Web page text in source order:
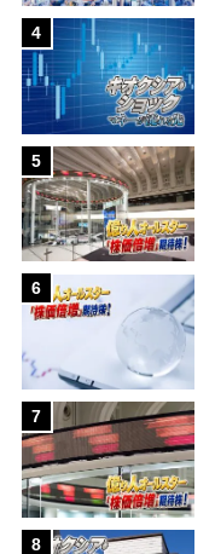
4
5
6
7
8